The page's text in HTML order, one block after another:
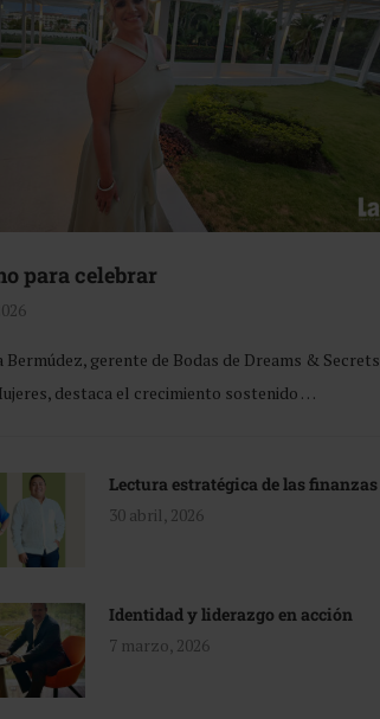
para celebrar
Bermúdez, gerente de Bodas de Dreams & Secrets
destaca el crecimiento sostenido …
Lectura estratégica de las finanzas
30 abril, 2026
Identidad y liderazgo en acción
7 marzo, 2026